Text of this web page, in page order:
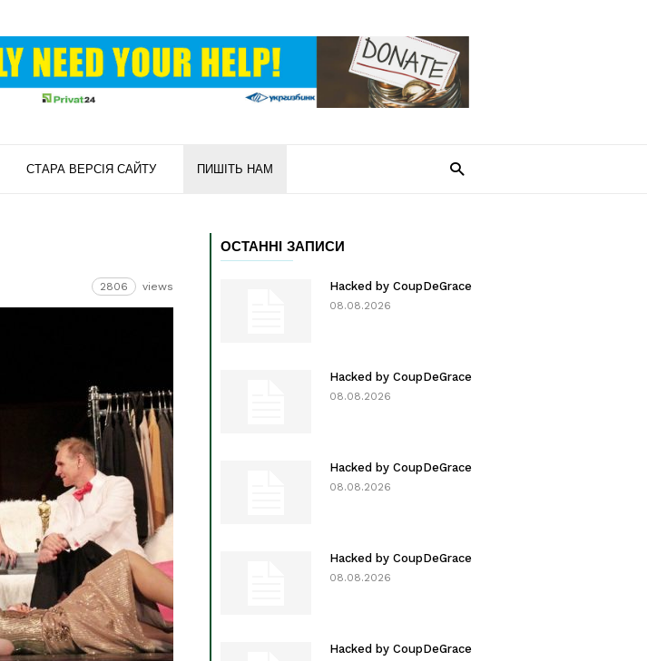
СТАРА ВЕРСІЯ САЙТУ ПИШІТЬ НАМ
2806 views
ОСТАННІ ЗАПИСИ
Hacked by CoupDeGrace
08.08.2026
Hacked by CoupDeGrace
08.08.2026
Hacked by CoupDeGrace
08.08.2026
Hacked by CoupDeGrace
08.08.2026
Hacked by CoupDeGrace